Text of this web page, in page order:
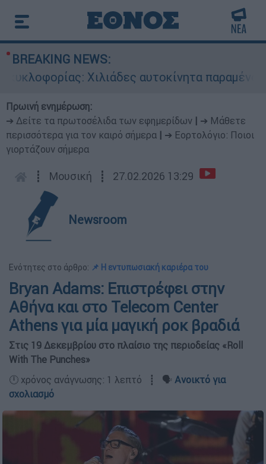
BREAKING NEWS:
Χιλιάδες αυτοκίνητα παραμένουν
Πρωινή ενημέρωση:
➔ Δείτε τα πρωτοσέλιδα των εφημερίδων
➔ Μάθετε
περισσότερα για τον καιρό σήμερα
➔ Εορτολόγιο: Ποιοι
γιορτάζουν σήμερα
┋ Μουσική ┋ 27.02.2026 13:29
Newsroom
Ενότητες στο άρθρο: 📌 Η εντυπωσιακή καριέρα του
Bryan Adams: Επιστρέφει στην
Αθήνα και στο Telecom Center
Athens για μία μαγική ροκ βραδιά
Στις 19 Δεκεμβρίου στο πλαίσιο της περιοδείας «Roll
With The Punches»
🕛 χρόνος ανάγνωσης: 1 λεπτό ┋ 🗣️ Ανοικτό για
σχολιασμό